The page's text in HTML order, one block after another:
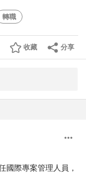
轉職
分享
收藏
國際專案管理人員，